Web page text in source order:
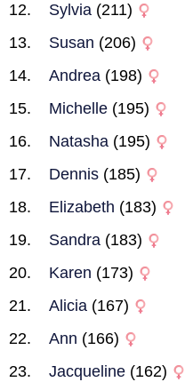
Sylvia (211)
Susan (206)
Andrea (198)
Michelle (195)
Natasha (195)
Dennis (185)
Elizabeth (183)
Sandra (183)
Karen (173)
Alicia (167)
Ann (166)
Jacqueline (162)